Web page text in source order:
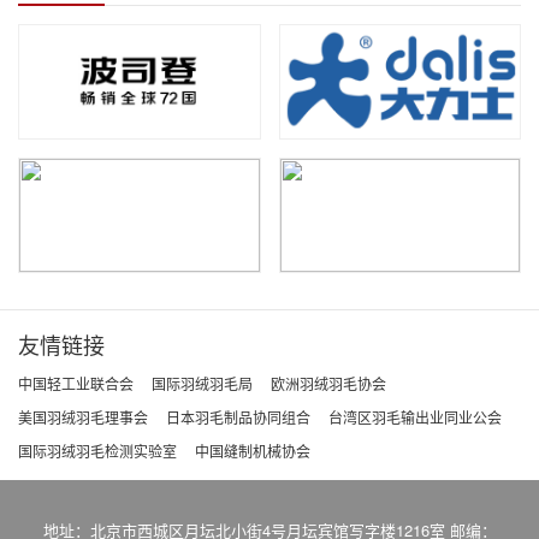
友情链接
中国轻工业联合会 国际羽绒羽毛局
欧洲羽绒羽毛协会
美国羽绒羽毛理事会
日本羽毛制品协同组合
台湾区羽毛输出业同业公会
国际羽绒羽毛检测实验室
中国缝制机械协会
地址：北京市西城区月坛北小街4号月坛宾馆写字楼1216室 邮编：